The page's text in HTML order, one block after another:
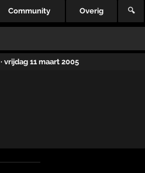
Community Overig 🔍
· vrijdag 11 maart 2005